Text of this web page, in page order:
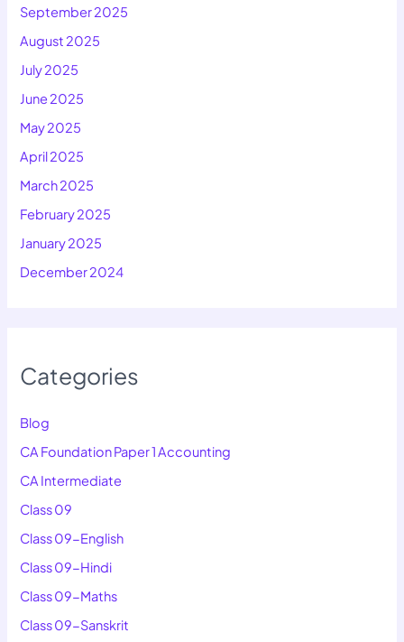
September 2025
August 2025
July 2025
June 2025
May 2025
April 2025
March 2025
February 2025
January 2025
December 2024
Categories
Blog
CA Foundation Paper 1 Accounting
CA Intermediate
Class 09
Class 09-English
Class 09-Hindi
Class 09-Maths
Class 09-Sanskrit